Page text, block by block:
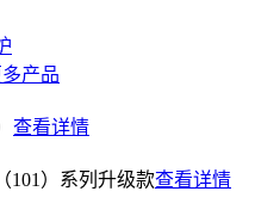
产品
查看详情
101）系列升级款查看详情